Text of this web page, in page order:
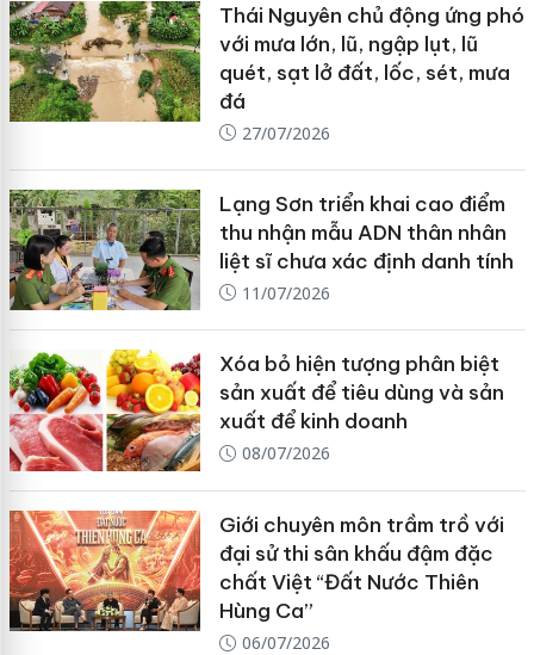
Thái Nguyên chủ động ứng phó
với mưa lớn, lũ, ngập lụt, lũ
quét, sạt lở đất, lốc, sét, mưa
đá
27/07/2026
Lạng Sơn triển khai cao điểm
thu nhận mẫu ADN thân nhân
liệt sĩ chưa xác định danh tính
11/07/2026
Xóa bỏ hiện tượng phân biệt
sản xuất để tiêu dùng và sản
xuất để kinh doanh
08/07/2026
Giới chuyên môn trầm trồ với
đại sử thi sân khấu đậm đặc
chất Việt “Đất Nước Thiên
Hùng Ca”
06/07/2026